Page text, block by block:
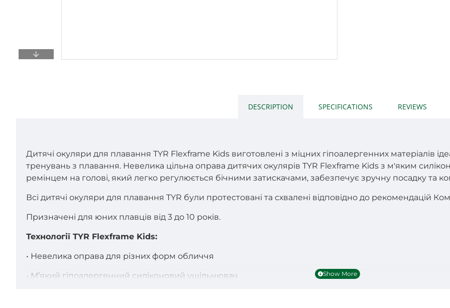
DESCRIPTION SPECIFICATIONS REVIEWS
Дитячі окуляри для плавання TYR Flexframe Kids виготовлені з міцних гіпоалергенних матеріалів
тренувань з плавання. Невелика цільна оправа дитячих окулярів TYR Flexframe Kids з м'яким
ремінцем на голові, який легко регулюється бічними затискачами, забезпечує зручну посадку та
Всі дитячі окуляри для плавання TYR були протестовані та схвалені відповідно до рекомендацій
Призначені для юних плавців від 3 до 10 років.
Технології TYR Flexframe Kids:
• Невелика оправа для різних форм обличчя
• М’який гіпоалергенний силіконовий ущільнювач